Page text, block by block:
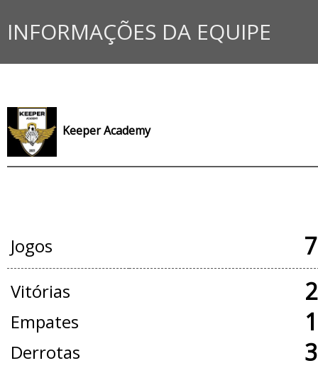
INFORMAÇÕES DA EQUIPE
Keeper Academy
Jogos
Vitórias
Empates
Derrotas